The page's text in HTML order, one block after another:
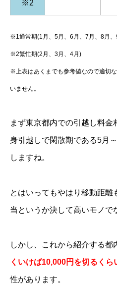
※2
※1通常期(1月、5月、6月、7月、8月
※2繁忙期(2月、3月、4月)
※上表はあくまでも参考値なので適切
いません。
まず東京都内での引越し料
身引越しで閑散期である5月
しますね。
とはいってもやはり移動距
当というか決して高いモノで
しかし、これから紹介する都
くいけば10,000円を切るく
性があります。